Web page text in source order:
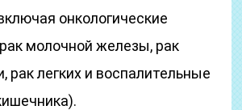
онкологические
молочной железы, рак
рак легких и воспалительные